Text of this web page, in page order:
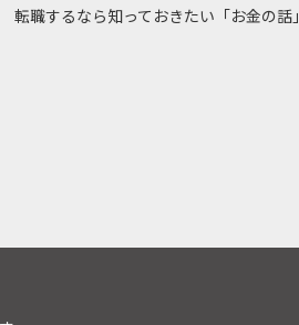
転職するなら知っておきたい「お金の話」